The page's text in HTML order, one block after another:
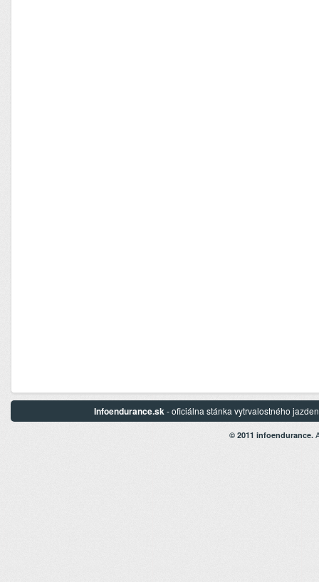
Infoendurance.sk - oficiálna stánka vytrvalostného
© 2011 infoendurance.